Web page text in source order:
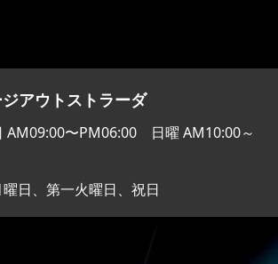
アウトストラーダ
AM09:00〜PM06:00 日曜 AM10:00～
日、第一火曜日、祝日